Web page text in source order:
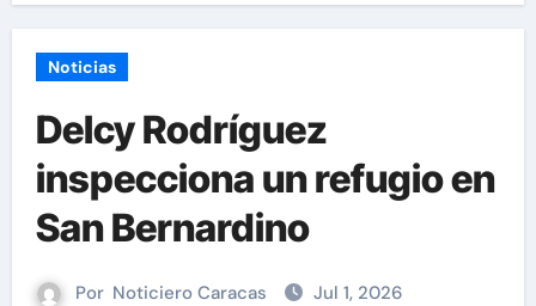
Noticias
Delcy Rodríguez
inspecciona un refugio en
San Bernardino
Por Noticiero Caracas Jul 1, 2026